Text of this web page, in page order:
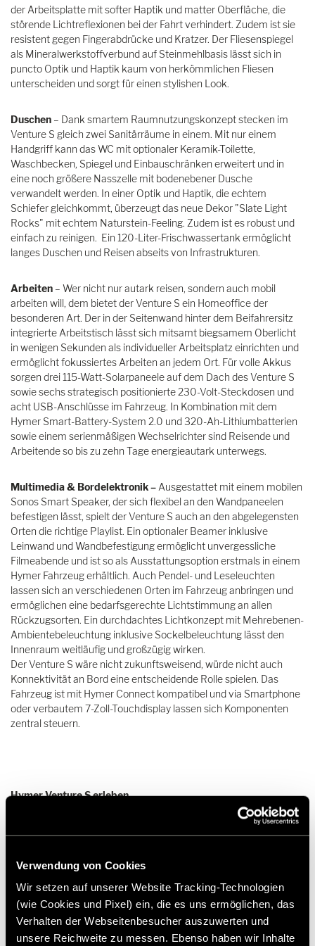
Verwendung von Cookies
Wir setzen auf unserer Website Tracking-Technologien
(wie Cookies und Pixel) ein, die es uns ermöglichen, das
Verhalten der Webseitenbesucher auszuwerten und
unsere Reichweite zu messen. Ebenso haben wir Inhalte
der Arbeitsplatte mit softer Haptik und matter Oberfläche, die
störende Lichtreflexionen bei der Fahrt verhindert. Zudem ist sie
resistent gegen Fingerabdrücke und Kratzer. Der Fliesenspiegel
als Mineralwerkstoffverbund auf Steinmehlbasis lässt sich in
puncto Optik und Haptik kaum von herkömmlichen Fliesen
unterscheiden und sorgt für einen stylishen Look.
Duschen – Dank smartem Raumnutzungskonzept stecken im
Venture S gleich zwei Sanitärräume in einem. Mit nur einem
Handgriff kann das WC mit optionaler Keramik-Toilette,
Waschbecken, Spiegel und Einbauschränken erweitert und in
eine noch größere Nasszelle mit bodenebener Dusche
verwandelt werden. In einer Optik und Haptik, die echtem
Schiefer gleichkommt, überzeugt das neue Dekor "Slate Light
Rocks" mit echtem Naturstein-Feeling. Zudem ist es robust und
einfach zu reinigen. Ein 120-Liter-Frischwassertank ermöglicht
langes Duschen und Reisen abseits von Infrastrukturen.
Arbeiten – Wer nicht nur autark reisen, sondern auch mobil
arbeiten will, dem bietet der Venture S ein Homeoffice der
besonderen Art. Der in der Seitenwand hinter dem Beifahrersitz
integrierte Arbeitstisch lässt sich mitsamt biegsamem Oberlicht
in wenigen Sekunden als individueller Arbeitsplatz einrichten und
ermöglicht fokussiertes Arbeiten an jedem Ort. Für volle Akkus
sorgen drei 115-Watt-Solarpaneele auf dem Dach des Venture S
sowie sechs strategisch positionierte 230-Volt-Steckdosen und
acht USB-Anschlüsse im Fahrzeug. In Kombination mit dem
Hymer Smart-Battery-System 2.0 und 320-Ah-Lithiumbatterien
sowie einem serienmäßigen Wechselrichter sind Reisende und
Arbeitende so bis zu zehn Tage energieautark unterwegs.
Multimedia & Bordelektronik – Ausgestattet mit einem mobilen
Sonos Smart Speaker, der sich flexibel an den Wandpaneelen
befestigen lässt, spielt der Venture S auch an den abgelegensten
Orten die richtige Playlist. Ein optionaler Beamer inklusive
Leinwand und Wandbefestigung ermöglicht unvergessliche
Filmeabende und ist so als Ausstattungsoption erstmals in einem
Hymer Fahrzeug erhältlich. Auch Pendel- und Leseleuchten
lassen sich an verschiedenen Orten im Fahrzeug anbringen und
ermöglichen eine bedarfsgerechte Lichtstimmung an allen
Rückzugsorten. Ein durchdachtes Lichtkonzept mit Mehrebenen-
Ambientebeleuchtung inklusive Sockelbeleuchtung lässt den
Innenraum weitläufig und großzügig wirken.
Der Venture S wäre nicht zukunftsweisend, würde nicht auch
Konnektivität an Bord eine entscheidende Rolle spielen. Das
Fahrzeug ist mit Hymer Connect kompatibel und via Smartphone
oder verbautem 7-Zoll-Touchdisplay lassen sich Komponenten
zentral steuern.
Hymer Venture S erleben
Viele weitere Informationen, Produktdetails und multimediale
Produktdetailseite zum Modell zu finden.
Downloads